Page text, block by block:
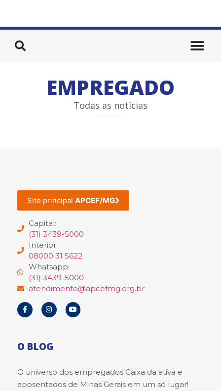
EMPREGADO
Todas as notícias
Site principal APCEF/MG
Capital:
(31) 3439-5000
Interior:
08000 31 5622
Whatsapp:
(31) 3439-5000
atendimento@apcefmg.org.br
O BLOG
O universo dos empregados Caixa da ativa e
aposentados de Minas Gerais em um só lugar!